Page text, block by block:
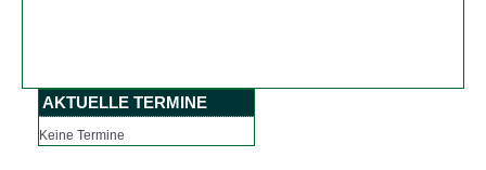
AKTUELLE TERMINE
Keine Termine